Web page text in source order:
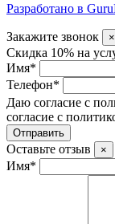
Разработано в
Закажите звонок ×
Скидка 10% на
Имя*
Телефон*
Даю согласие с
согласие с
Оставьте отзыв ×
Имя*